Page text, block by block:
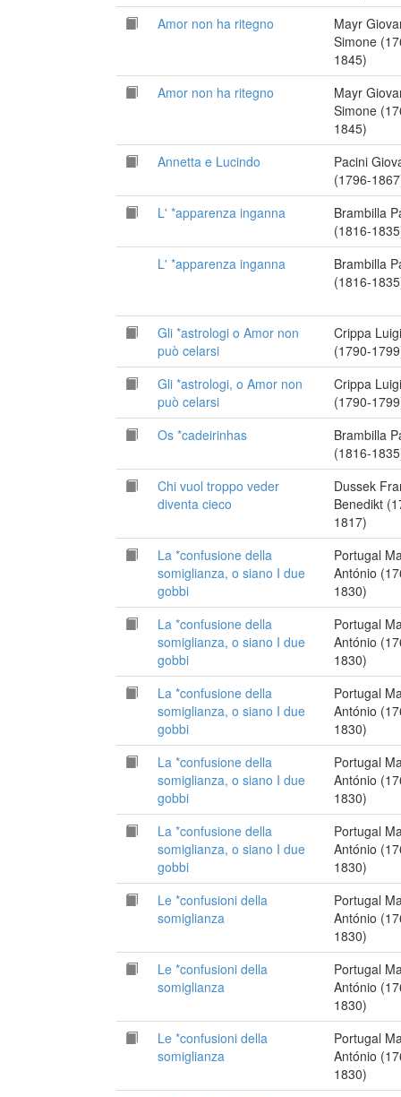
Amor non ha ritegno
Mayr
Simone
1845)
Amor non ha ritegno
Mayr
Simone
1845)
Annetta e Lucindo
Pacini
(1796-
L' *apparenza inganna
Brambilla
(1816-
L' *apparenza inganna
Brambilla
(1816-
Gli *astrologi o Amor non
può celarsi
Crippa Luigi
(1790-
Gli *astrologi, o Amor non
può celarsi
Crippa Luigi
(1790-
Os *cadeirinhas
Brambilla
(1816-
Chi vuol troppo veder
diventa cieco
Dussek
Benedikt
1817)
La *confusione della
somiglianza, o siano I due
gobbi
Portugal
António
1830)
La *confusione della
somiglianza, o siano I due
gobbi
Portugal
António
1830)
La *confusione della
somiglianza, o siano I due
gobbi
Portugal
António
1830)
La *confusione della
somiglianza, o siano I due
gobbi
Portugal
António
1830)
La *confusione della
somiglianza, o siano I due
gobbi
Portugal
António
1830)
Le *confusioni della
somiglianza
Portugal
António
1830)
Le *confusioni della
somiglianza
Portugal
António
1830)
Le *confusioni della
somiglianza
Portugal
António
1830)